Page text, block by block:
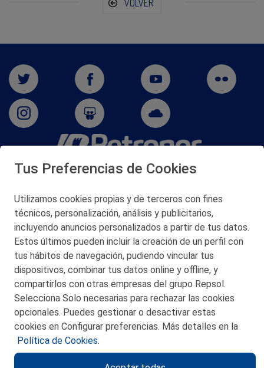
VOLVER
San Martín 5-Edificio Muñatones,
© 2026 Petronor S.A.
CONTACTO
MAPA WEB
POLITICA DE PRIVACIDAD
Tus Preferencias de Cookies
Utilizamos cookies propias y de terceros con fines
técnicos, personalización, análisis y publicitarios,
incluyendo anuncios personalizados a partir de tus datos.
Estos últimos pueden incluir la creación de un perfil con
tus hábitos de navegación, pudiendo vincular tus
dispositivos, combinar tus datos online y offline, y
compartirlos con otras empresas del grupo Repsol.
Selecciona Solo necesarias para rechazar las cookies
opcionales. Puedes gestionar o desactivar estas
cookies en Configurar preferencias. Más detalles en la
Política de Cookies.